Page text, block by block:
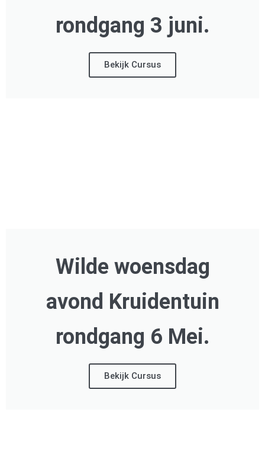
rondgang 3 juni.
Bekijk Cursus
Wilde woensdag
avond Kruidentuin
rondgang 6 Mei.
Bekijk Cursus